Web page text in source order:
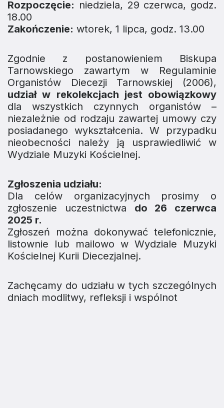
Rozpoczęcie: niedziela, 29 czerwca, godz.
18.00
Zakończenie: wtorek, 1 lipca, godz. 13.00
Zgodnie z postanowieniem Biskupa
Tarnowskiego zawartym w Regulaminie
Organistów Diecezji Tarnowskiej (2006),
udział w rekolekcjach jest obowiązkowy
dla wszystkich czynnych organistów –
niezależnie od rodzaju zawartej umowy czy
posiadanego wykształcenia. W przypadku
nieobecności należy ją usprawiedliwić w
Wydziale Muzyki Kościelnej.
Zgłoszenia udziału:
Dla celów organizacyjnych prosimy o
zgłoszenie uczestnictwa do 26 czerwca
2025 r.
Zgłoszeń można dokonywać telefonicznie,
listownie lub mailowo w Wydziale Muzyki
Kościelnej Kurii Diecezjalnej.
Zachęcamy do udziału w tych szczególnych
dniach modlitwy, refleksji i wspólnot